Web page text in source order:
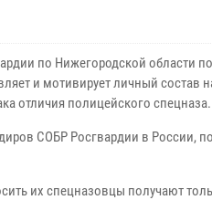
по Нижегородской области
и мотивирует личный состав
отличия полицейского спецназа.
СОБР Росгвардии в России,
их спецназовцы получают